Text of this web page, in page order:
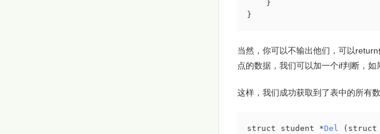
}
}
当然，你可以不输出他们，可以
点的数据，我们可以加一个if判断，如
这样，我们成功获取到了表中的所有
struct student *Del (struct